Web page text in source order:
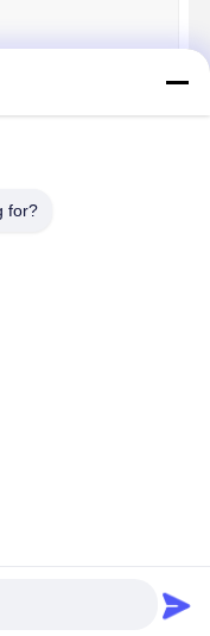
All Rights Reserved.
for?